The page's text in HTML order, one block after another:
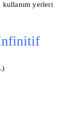
kullanım yerleri